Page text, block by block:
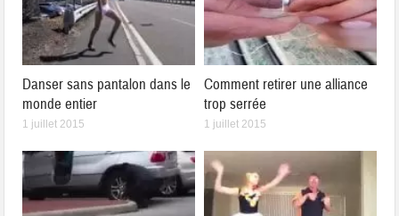
Danser sans pantalon dans le
monde entier
1 juillet 2015
Comment retirer une alliance
trop serrée
1 juillet 2015